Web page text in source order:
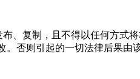
、复制，且不得以任何方式
否则引起的一切法律后果由